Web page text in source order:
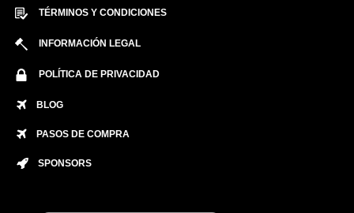
TÉRMINOS Y CONDICIONES
INFORMACIÓN LEGAL
POLÍTICA DE PRIVACIDAD
BLOG
PASOS DE COMPRA
SPONSORS